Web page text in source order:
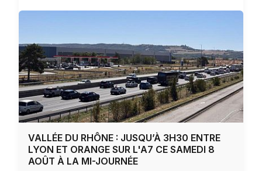
VALLÉE DU RHÔNE : JUSQU’À 3H30 ENTRE
LYON ET ORANGE SUR L'A7 CE SAMEDI 8
AOÛT À LA MI-JOURNÉE